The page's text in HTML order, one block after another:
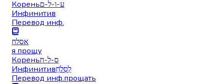
Кореньע-ו-ל-ם
Инфинитив
Перевод инф.
אסלח
я прощу
Кореньס-ל-ח
Инфинитивלִסְלֹחַ
Перевод инф.прощать